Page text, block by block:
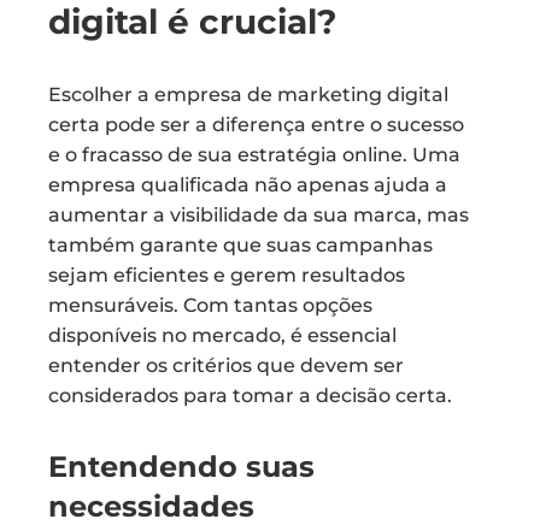
digital é crucial?
Escolher a empresa de marketing digital
certa pode ser a diferença entre o sucesso
e o fracasso de sua estratégia online. Uma
empresa qualificada não apenas ajuda a
aumentar a visibilidade da sua marca, mas
também garante que suas campanhas
sejam eficientes e gerem resultados
mensuráveis. Com tantas opções
disponíveis no mercado, é essencial
entender os critérios que devem ser
considerados para tomar a decisão certa.
Entendendo suas
necessidades